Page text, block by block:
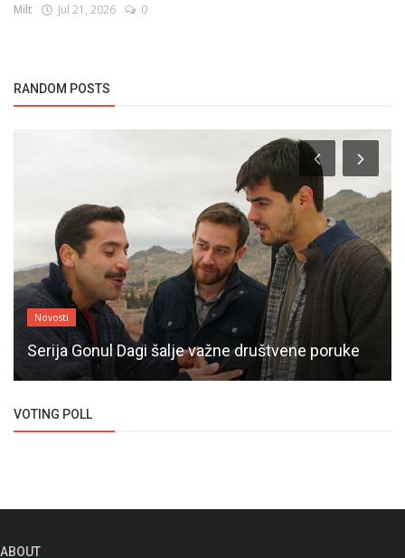
Milt Jul 21, 2026 0
RANDOM POSTS
Novosti
Serija Gonul Dagi šalje važne društvene poruke
VOTING POLL
ABOUT